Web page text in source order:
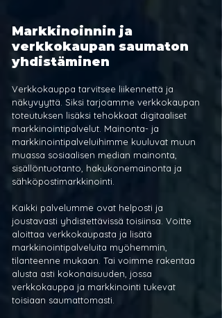
Markkinoinnin ja
verkkokaupan saumaton
yhdistäminen
Verkkokauppa tarvitsee liikennettä ja
näkyvyyttä. Siksi tarjoamme verkkokaupan
toteutuksen lisäksi tehokkaat digitaaliset
markkinointipalvelut. Mainonta- ja
markkinointipalveluihimme kuuluvat muun
muassa sosiaalisen median mainonta,
sisällöntuotanto, hakukonemainonta ja
sähköpostimarkkinointi.
Kaikki palvelumme ovat helposti ja
joustavasti yhdistettävissä toisiinsa. Voitte
aloittaa verkkokaupasta ja lisätä
markkinointipalveluita myöhemmin,
tilanteenne mukaan. Tai voimme rakentaa
alusta asti kokonaisuuden, jossa
verkkokauppa ja markkinointi tukevat
toisiaan saumattomasti.